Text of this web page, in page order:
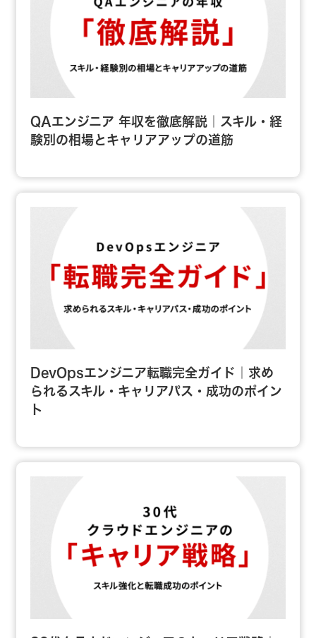
QAエンジニア 年収を徹底解説｜スキル・経
験別の相場とキャリアアップの道筋
DevOpsエンジニア転職完全ガイド｜求め
られるスキル・キャリアパス・成功のポイン
ト